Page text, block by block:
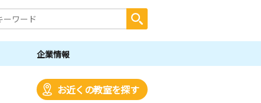
企業情報
お近くの教室を探す